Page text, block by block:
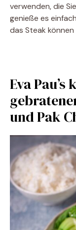
verwenden, die
genieße es
das Steak können
Eva
und Pak